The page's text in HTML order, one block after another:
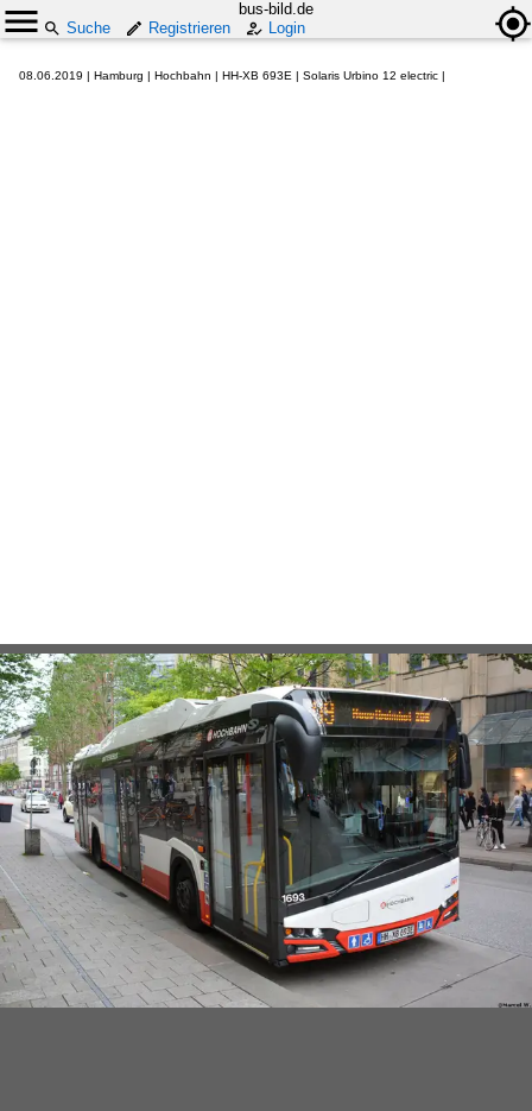
bus-bild.de
Suche
Registrieren Login
08.06.2019 | Hamburg | Hochbahn | HH-XB 693E | Solaris Urbino 12 electric |